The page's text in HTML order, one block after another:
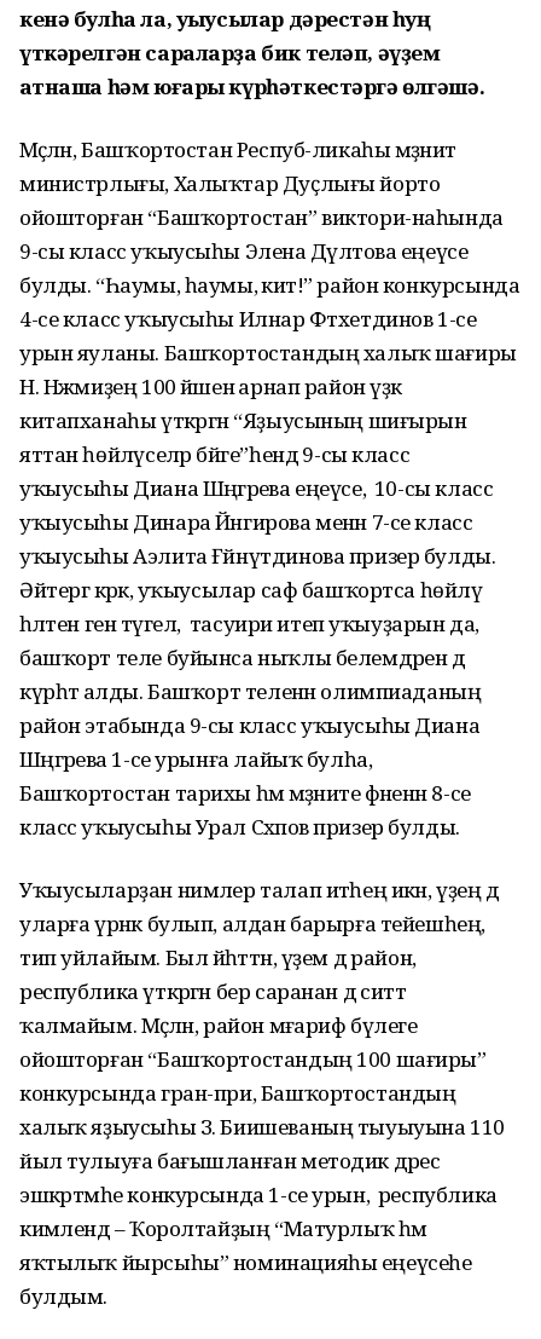
кенә булһа ла, уҡыусылар дәрестән һуң
үткәрелгән сараларҙа бик теләп, әүҙем
ҡатнаша һәм юғары күрһәткестәргә өлгәшә.
Мәҫәлән, Башҡортостан Респуб-ликаһы мәҙәниәт
министрлығы, Халыҡтар Дуҫлығы йорто
ойошторған “Башҡортостан” виктори-наһында
9-сы класс уҡыусыһы Элена Дәүләтова еңеүсе
булды. “Һаумы, һаумы, әкиәт!” район конкурсында
4-се класс уҡыусыһы Илнар Фәтхетдинов 1-се
урын яуланы. Башҡортостандың халыҡ шағиры
Н. Нәжмиҙең 100 йәшенә арнап район үҙәк
китапханаһы үткәргән “Яҙыусының шиғырын
яттан һөйләүселәр бәйге”һендә 9-сы класс
уҡыусыһы Диана Шәңгәрәева еңеүсе, ә 10-сы класс
уҡыусыһы Динара Йәнгирова менән 7-се класс
уҡыусыһы Аэлита Ғәйнүтдинова призер булды.
Әйтергә кәрәк, уҡыусылар саф башҡортса һөйләү
һәләтен генә түгел, ә тасуири итеп уҡыуҙарын да,
башҡорт теле буйынса ныҡлы белемдәрен дә
күрһәтә алды. Башҡорт теленән олимпиаданың
район этабында 9-сы класс уҡыусыһы Диана
Шәңгәрәева 1-се урынға лайыҡ булһа,
Башҡортостан тарихы һәм мәҙәниәте фәненән 8-се
класс уҡыусыһы Урал Сәхәпов призер булды.
Уҡыусыларҙан нимәлер талап итәһең икән, үҙең дә
уларға үрнәк булып, алдан барырға тейешһең,
тип уйлайым. Был йәһәттән, үҙем дә район,
республика үткәргән бер саранан дә ситтә
ҡалмайым. Мәҫәлән, район мәғариф бүлеге
ойошторған “Башҡортостандың 100 шағиры”
конкурсында гран-при, Башҡортостандың
халыҡ яҙыусыһы З. Биишеваның тыуыуына 110
йыл тулыуға бағышланған методик дәрес
эшкәртмәһе конкурсында 1-се урын, ә республика
кимәлендә – Ҡоролтайҙың “Матурлыҡ һәм
яҡтылыҡ йырсыһы” номинацияһы еңеүсеһе
булдым.